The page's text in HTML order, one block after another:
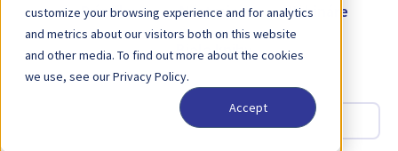
customize your browsing experience and for analytics
and metrics about our visitors both on this website
and other media. To find out more about the cookies
we use, see our Privacy Policy.
Accept
Príručky
Nástroje
Webináre
Biele knihy